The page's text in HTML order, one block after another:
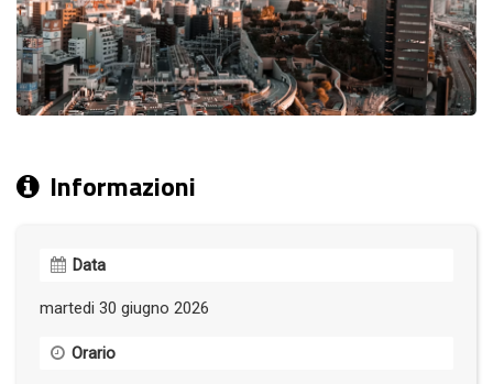
Informazioni
Data
martedi 30 giugno 2026
Orario